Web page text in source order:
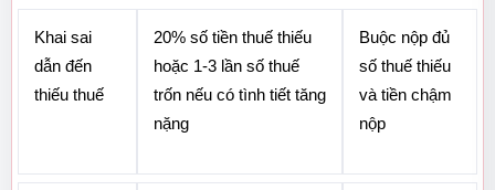
Khai sai
dẫn đến
thiếu thuế
20% số tiền thuế thiếu
hoặc 1-3 lần số thuế
trốn nếu có tình tiết tăng
nặng
Buộc nộp đủ
số thuế thiếu
và tiền chậm
nộp